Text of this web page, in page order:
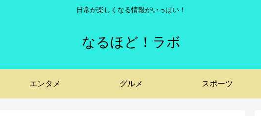
日常が楽しくなる情報がいっぱい！
なるほど！ラボ
エンタメ グルメ スポーツ